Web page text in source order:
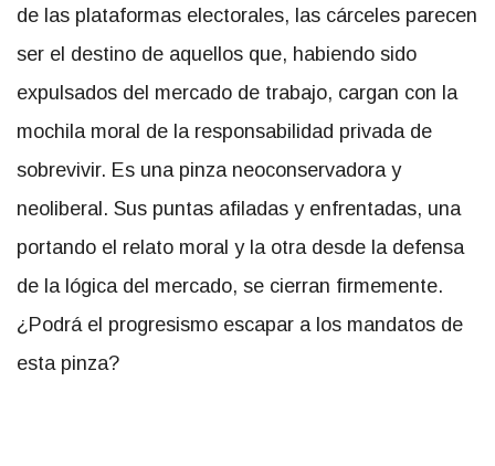
de las plataformas electorales, las cárceles parecen
ser el destino de aquellos que, habiendo sido
expulsados del mercado de trabajo, cargan con la
mochila moral de la responsabilidad privada de
sobrevivir. Es una pinza neoconservadora y
neoliberal. Sus puntas afiladas y enfrentadas, una
portando el relato moral y la otra desde la defensa
de la lógica del mercado, se cierran firmemente.
¿Podrá el progresismo escapar a los mandatos de
esta pinza?